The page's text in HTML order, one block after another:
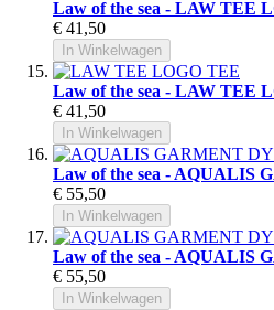
Law of the sea - LAW TEE
€ 41,50
In Winkelwagen
Law of the sea - LAW TEE
€ 41,50
In Winkelwagen
Law of the sea - AQUALIS
€ 55,50
In Winkelwagen
Law of the sea - AQUALIS
€ 55,50
In Winkelwagen